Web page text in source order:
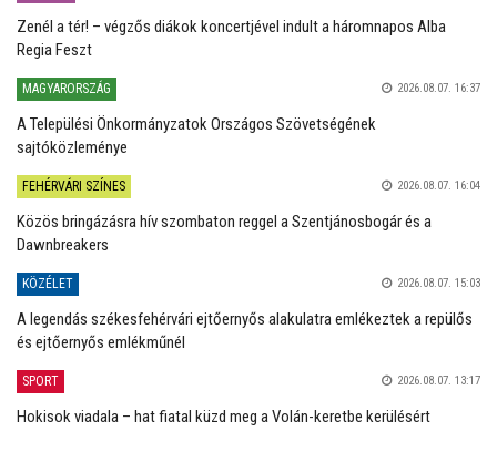
Zenél a tér! – végzős diákok koncertjével indult a háromnapos Alba
Regia Feszt
MAGYARORSZÁG 2026.08.07. 16:37
A Települési Önkormányzatok Országos Szövetségének
sajtóközleménye
FEHÉRVÁRI SZÍNES 2026.08.07. 16:04
Közös bringázásra hív szombaton reggel a Szentjánosbogár és a
Dawnbreakers
KÖZÉLET 2026.08.07. 15:03
A legendás székesfehérvári ejtőernyős alakulatra emlékeztek a repülős
és ejtőernyős emlékműnél
SPORT 2026.08.07. 13:17
Hokisok viadala – hat fiatal küzd meg a Volán-keretbe kerülésért